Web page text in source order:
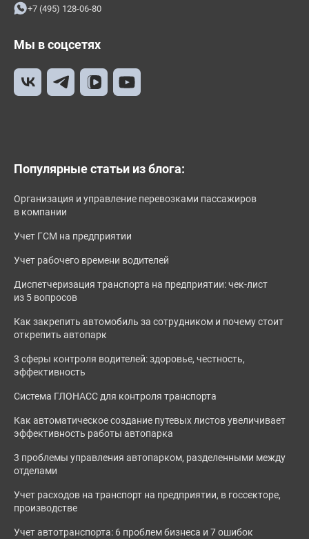
+7 (495) 128-06-80
Мы в соцсетях
Популярные статьи из блога:
Организация и управление перевозками пассажиров
в компании
Учет ГСМ на предприятии
Учет рабочего времени водителей
Диспетчеризация транспорта на предприятии: чек-лист
из 5 вопросов
Как закрепить автомобиль за сотрудником и почему стоит
открепить автопарк
3 сферы контроля водителей: здоровье, честность,
эффективность
Система ГЛОНАСС для контроля транспорта
Как автоматическое создание путевых листов увеличивает
эффективность работы автопарка
3 проблемы управления автопарком, разделенными между
отделами
Учет расходов на транспорт на предприятии, в госсекторе,
производстве
Учет автотранспорта: 6 проблем бизнеса и 7 ошибок